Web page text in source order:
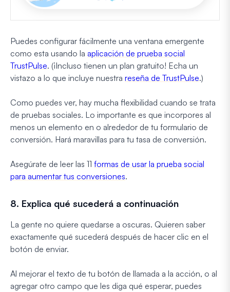
Puedes configurar fácilmente una ventana emergente
como esta usando la aplicación de prueba social
TrustPulse. (¡Incluso tienen un plan gratuito! Echa un
vistazo a lo que incluye nuestra reseña de TrustPulse.)
Como puedes ver, hay mucha flexibilidad cuando se trata
de pruebas sociales. Lo importante es que incorpores al
menos un elemento en o alrededor de tu formulario de
conversión. Hará maravillas para tu tasa de conversión.
Asegúrate de leer las 11 formas de usar la prueba social
para aumentar tus conversiones.
8. Explica qué sucederá a continuación
La gente no quiere quedarse a oscuras. Quieren saber
exactamente qué sucederá después de hacer clic en el
botón de enviar.
Al mejorar el texto de tu botón de llamada a la acción, o al
agregar otro campo que les diga qué esperar, puedes